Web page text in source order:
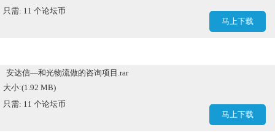
只需: 11 个论坛币
马上下载
安达信—和光物流做的咨询项目.rar
大小:(1.92 MB)
只需: 11 个论坛币
马上下载